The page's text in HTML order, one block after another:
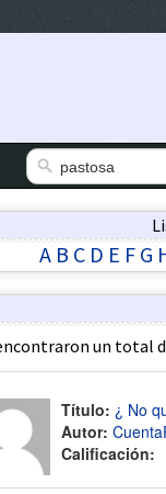
A B C D E F G
un total
Título: ¿ No
Autor:
Calificación: